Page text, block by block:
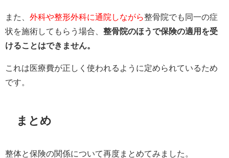
また、 外科や整形外科に通院しながら整骨院でも同一の症
状を施術してもらう場合、 整骨院のほうで保険の適用を受
けることはできません。
これは医療費が正しく使われるように定められているため
です。
まとめ
整体と保険の関係について再度まとめてみました。